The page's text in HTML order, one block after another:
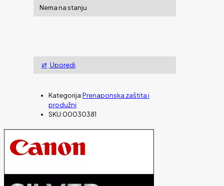
Nema na stanju
Uporedi
Kategorija:Prenaponska zaštita i
produžni
SKU:00030381